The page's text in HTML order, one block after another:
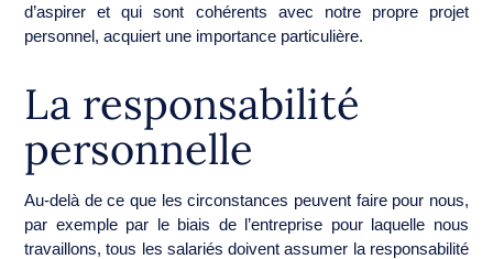
d’aspirer et qui sont cohérents avec notre propre projet
personnel, acquiert une importance particulière.
La responsabilité
personnelle
Au-delà de ce que les circonstances peuvent faire pour nous,
par exemple par le biais de l’entreprise pour laquelle nous
travaillons, tous les salariés doivent assumer la responsabilité